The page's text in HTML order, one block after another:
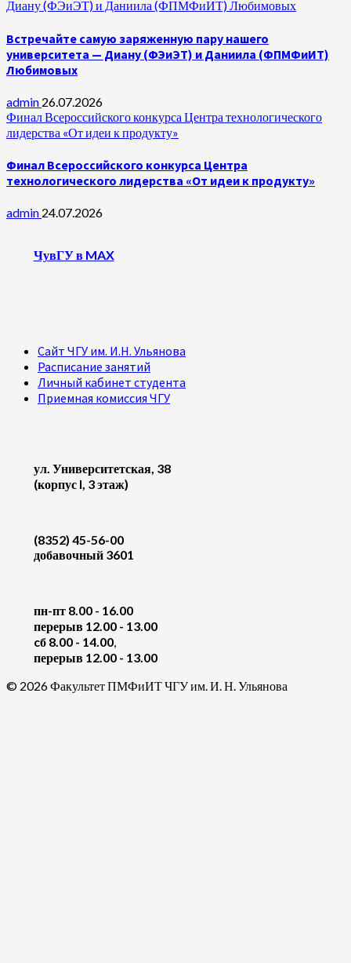
Диану (ФЭиЭТ) и Даниила (ФПМФиИТ) Любимовых
Встречайте самую заряженную пару нашего
университета — Диану (ФЭиЭТ) и Даниила (ФПМФиИТ)
Любимовых
admin 26.07.2026
Финал Всероссийского конкурса Центра технологического
лидерства «От идеи к продукту»
Финал Всероссийского конкурса Центра
технологического лидерства «От идеи к продукту»
admin 24.07.2026
ЧувГУ в MAX
Сайт ЧГУ им. И.Н. Ульянова
Расписание занятий
Личный кабинет студента
Приемная комиссия ЧГУ
ул. Университетская, 38
(корпус I, 3 этаж)
(8352) 45-56-00
добавочный 3601
пн-пт 8.00 - 16.00
перерыв 12.00 - 13.00
cб 8.00 - 14.00,
перерыв 12.00 - 13.00
© 2026 Факультет ПМФиИТ ЧГУ им. И. Н. Ульянова